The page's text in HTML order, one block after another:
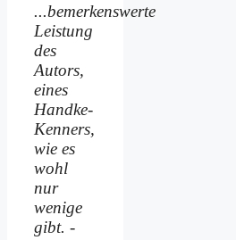
...bemerkenswerte
Leistung
des
Autors,
eines
Handke-
Kenners,
wie es
wohl
nur
wenige
gibt. -